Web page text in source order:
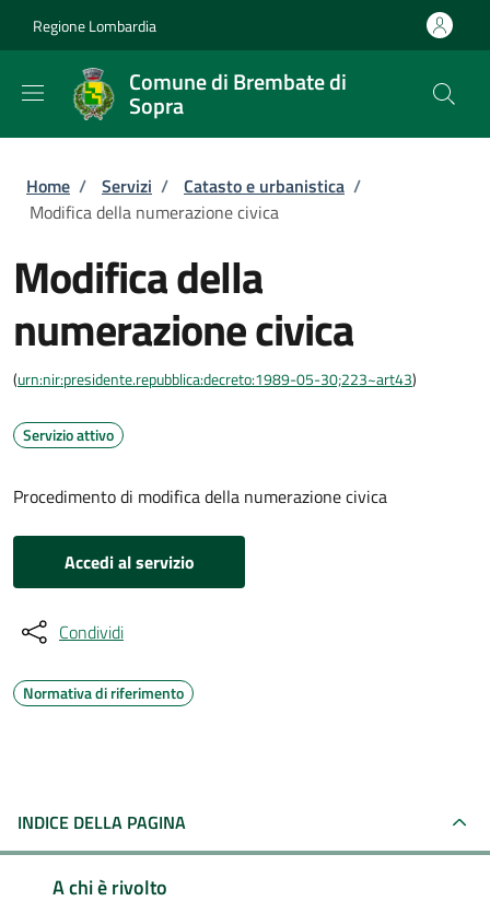
Regione Lombardia
Comune di Brembate di
Sopra
Briciole di pane
Home / Servizi / Catasto e urbanistica /
Modifica della numerazione civica
Modifica della
numerazione civica
(urn:nir:presidente.repubblica:decreto:1989-05-30;223~art43)
Servizio attivo
Procedimento di modifica della numerazione civica
Accedi al servizio
Condividi
Normativa di riferimento
INDICE DELLA PAGINA
A chi è rivolto